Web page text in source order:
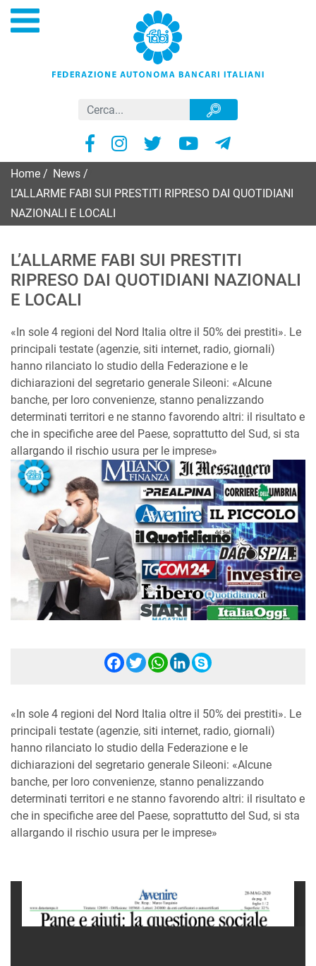
Home News
L’ALLARME FABI SUI PRESTITI RIPRESO DAI QUOTIDIANI
NAZIONALI E LOCALI
L’ALLARME FABI SUI PRESTITI
RIPRESO DAI QUOTIDIANI NAZIONALI
E LOCALI
«In sole 4 regioni del Nord Italia oltre il 50% dei prestiti». Le
principali testate (agenzie, siti internet, radio, giornali)
hanno rilanciato lo studio della Federazione e le
dichiarazioni del segretario generale Sileoni: «Alcune
banche, per loro convenienze, stanno penalizzando
determinati territori e ne stanno favorendo altri: il risultato e
che in specifiche aree del Paese, soprattutto del Sud, si sta
allargando il rischio usura per le imprese»
Facebook
Twitter
WhatsApp
LinkedIn
Skype
«In sole 4 regioni del Nord Italia oltre il 50% dei prestiti». Le
principali testate (agenzie, siti internet, radio, giornali)
hanno rilanciato lo studio della Federazione e le
dichiarazioni del segretario generale Sileoni: «Alcune
banche, per loro convenienze, stanno penalizzando
determinati territori e ne stanno favorendo altri: il risultato e
che in specifiche aree del Paese, soprattutto del Sud, si sta
allargando il rischio usura per le imprese»